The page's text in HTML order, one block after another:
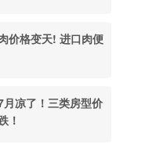
价格变天! 进口肉便
月凉了！三类房型价
！